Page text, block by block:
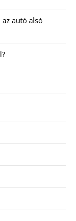
autó alsó